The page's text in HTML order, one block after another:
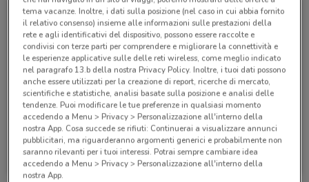
Alpitour
Scade il 31/10 80 m
Alpitour
Scade il 31/12
tema vacanze. Inoltre, i dati sulla posizione (nel caso in cui abbia fornito
il relativo consenso) insieme alle informazioni sulle prestazioni della
rete e agli identificativi del dispositivo, possono essere raccolte e
condivisi con terze parti per comprendere e migliorare la connettività e
le esperienze applicative sulle delle reti wireless, come meglio indicato
nel paragrafo 13.b della nostra Privacy Policy. Inoltre, i tuoi dati possono
anche essere utilizzati per la creazione di report, ricerche di mercato,
scientifiche e statistiche, analisi basate sulla posizione e analisi delle
tendenze. Puoi modificare le tue preferenze in qualsiasi momento
accedendo a Menu > Privacy > Personalizzazione all'interno della
nostra App. Cosa succede se rifiuti: Continuerai a visualizzare annunci
pubblicitari, ma riguarderanno argomenti generici e probabilmente non
saranno rilevanti per i tuoi interessi. Potrai sempre cambiare idea
accedendo a Menu > Privacy > Personalizzazione all'interno della
nostra App.